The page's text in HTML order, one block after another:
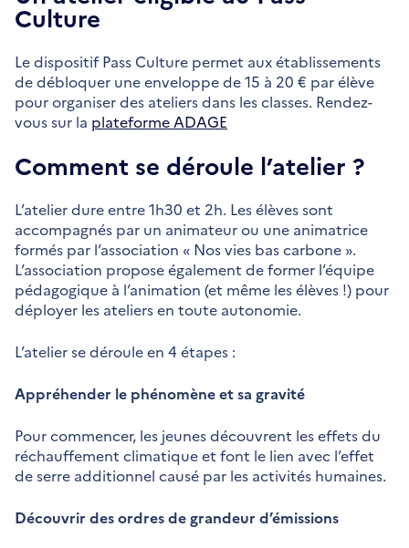
Culture
Le dispositif Pass Culture permet aux établissements
de débloquer une enveloppe de 15 à 20 € par élève
pour organiser des ateliers dans les classes. Rendez-
vous sur la plateforme ADAGE
Comment se déroule l’atelier ?
L’atelier dure entre 1h30 et 2h. Les élèves sont
accompagnés par un animateur ou une animatrice
formés par l’association « Nos vies bas carbone ».
L’association propose également de former l’équipe
pédagogique à l’animation (et même les élèves !) pour
déployer les ateliers en toute autonomie.
L’atelier se déroule en 4 étapes :
Appréhender le phénomène et sa gravité
Pour commencer, les jeunes découvrent les effets du
réchauffement climatique et font le lien avec l’effet
de serre additionnel causé par les activités humaines.
Découvrir des ordres de grandeur d’émissions